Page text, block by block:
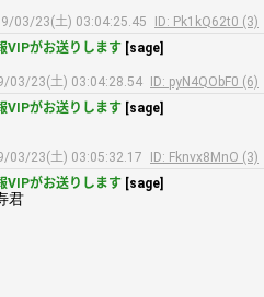
03/23(土) 03:04:25.45
ID: Pk1kQ62t0 (3)
VIPがお送りします [sage]
03/23(土) 03:04:28.54
ID: pyN4QObF0 (6)
VIPがお送りします [sage]
03/23(土) 03:05:32.17
ID: Fknvx8MnO (3)
VIPがお送りします [sage]
君